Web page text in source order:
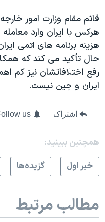
قائم مقام وزارت امور
هرکس با ايران وارد
هزينه برنامه های اتمی
حال تأکيد می کند که
رفع اختلافاتشان نيز کم
ايران و چين نيست.
اشتراک us
همچنبن ببینید:
خبر اول
گزيده‌ها
مطالب مرتبط